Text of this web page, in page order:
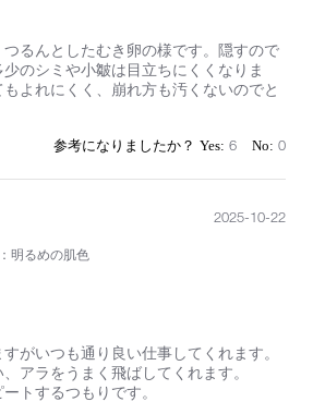
るんとしたむき卵の様です。隠すので
のシミや小皺は目立ちにくくなりま
よれにくく、崩れ方も汚くないのでと
6 0
明るめの肌色
がいつも通り良い仕事してくれます。
アラをうまく飛ばしてくれます。
トするつもりです。
2025-10-22